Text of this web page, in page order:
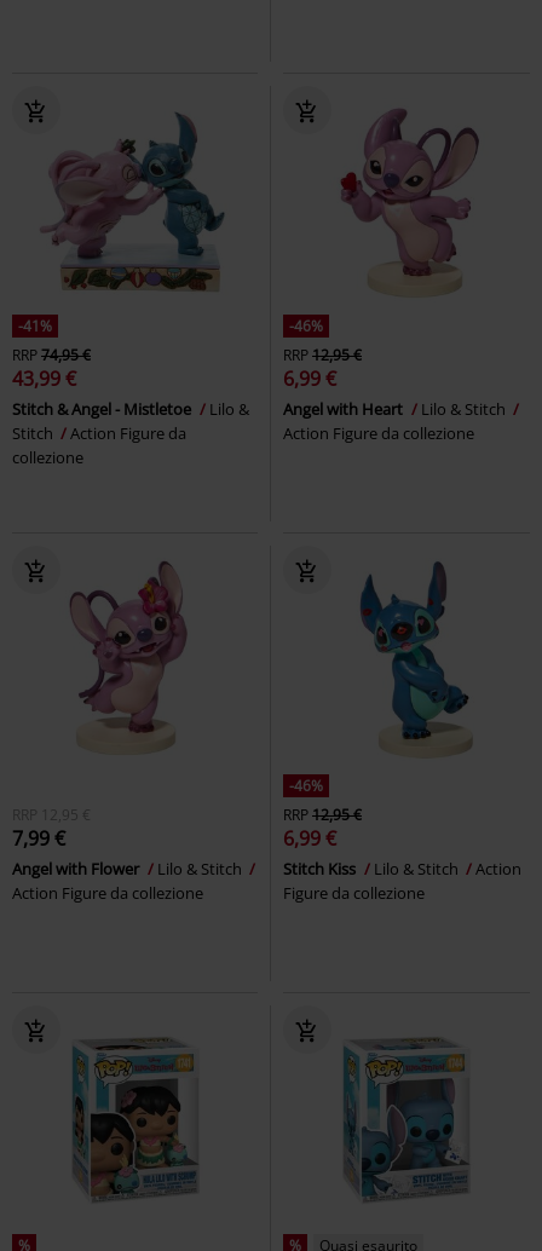
-41%
RRP74,95 €
43,99 €
Stitch & Angel - Mistletoe
Lilo &
Stitch
Action Figure da
collezione
-46%
RRP12,95 €
6,99 €
Angel with Heart
Lilo & Stitch
Action Figure da collezione
RRP 12,95 €
7,99 €
Angel with Flower
Lilo & Stitch
Action Figure da collezione
-46%
RRP12,95 €
6,99 €
Stitch Kiss Lilo & Stitch
Action
Figure da collezione
% % Quasi esaurito